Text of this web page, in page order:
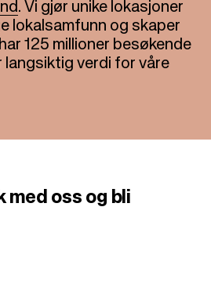
. Vi gjør unike lokasjoner
lokalsamfunn og skaper
125 millioner besøkende
langsiktig verdi for våre
med oss ​​og bli